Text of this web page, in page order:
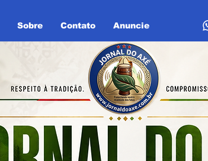
Sobre Contato Anuncie